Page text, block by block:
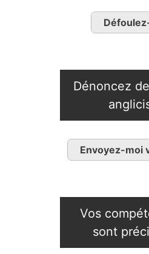
Dénoncez
Envoyez-moi
Vos
sont